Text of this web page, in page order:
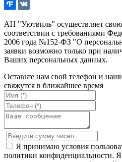
АН "Уютвиль" осуществляет свою
соответствии с требованиями
2006 года №152-ФЗ "О
заявки возможно только при
Ваших персональных данных.
Оставьте нам свой телефон и
свяжутся в ближайшее время
Я принимаю условия
политики конфиденциальности.